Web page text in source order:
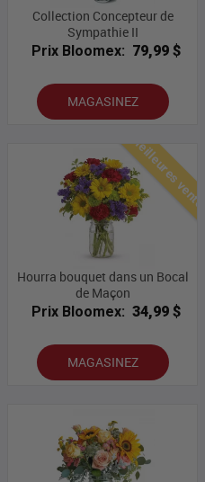
Collection Concepteur de
Sympathie II
Prix Bloomex: 79,99 $
MAGASINEZ
Meilleures
Hourra bouquet dans un Bocal
de Maçon
Prix Bloomex: 34,99 $
MAGASINEZ